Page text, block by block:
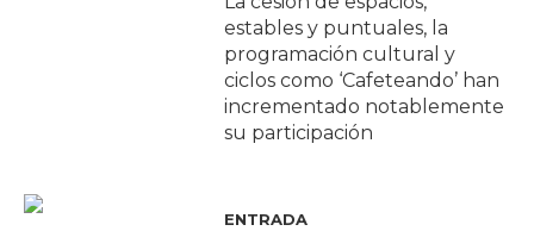
estables y puntuales, la
programación cultural y
ciclos como ‘Cafeteando’ han
incrementado notablemente
su participación
ENTRADA